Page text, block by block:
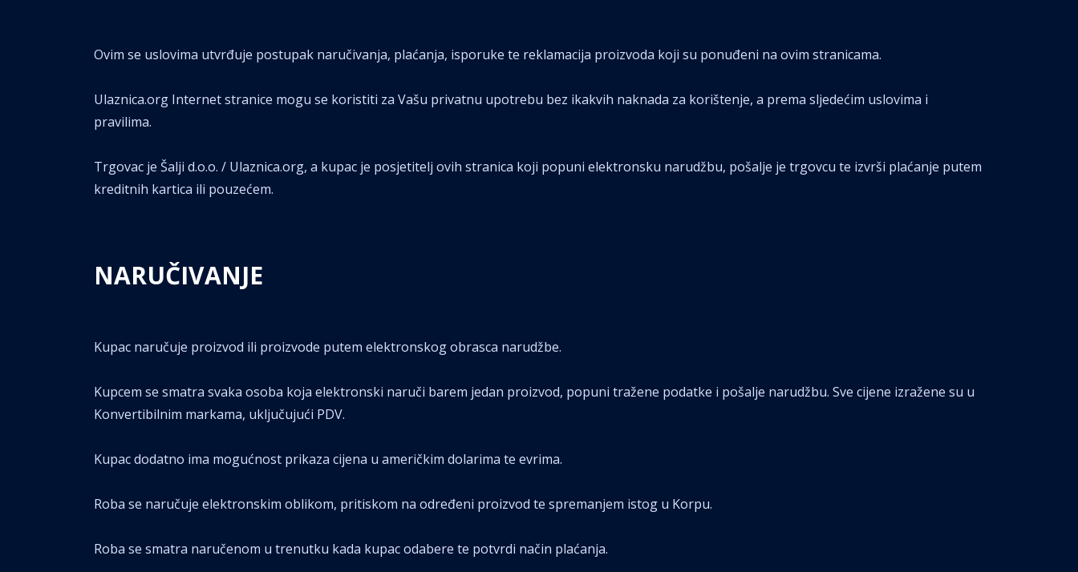
Ovim se uslovima utvrđuje postupak naručivanja, plaćanja, isporuke te reklamacija proizvoda koji su ponuđeni na ovim stranicama.
Ulaznica.org Internet stranice mogu se koristiti za Vašu privatnu upotrebu bez ikakvih naknada za korištenje, a prema sljedećim uslovima i
pravilima.
Trgovac je Šalji d.o.o. / Ulaznica.org, a kupac je posjetitelj ovih stranica koji popuni elektronsku narudžbu, pošalje je trgovcu te izvrši plaćanje putem
kreditnih kartica ili pouzećem.
NARUČIVANJE
Kupac naručuje proizvod ili proizvode putem elektronskog obrasca narudžbe.
Kupcem se smatra svaka osoba koja elektronski naruči barem jedan proizvod, popuni tražene podatke i pošalje narudžbu. Sve cijene izražene su u
Konvertibilnim markama, uključujući PDV.
Kupac dodatno ima mogućnost prikaza cijena u američkim dolarima te evrima.
Roba se naručuje elektronskim oblikom, pritiskom na određeni proizvod te spremanjem istog u Korpu.
Roba se smatra naručenom u trenutku kada kupac odabere te potvrdi način plaćanja.